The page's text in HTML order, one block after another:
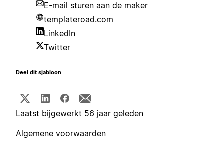
E-mail sturen aan de maker
templateroad.com
LinkedIn
Twitter
Deel dit sjabloon
Laatst bijgewerkt 56 jaar geleden
Algemene voorwaarden